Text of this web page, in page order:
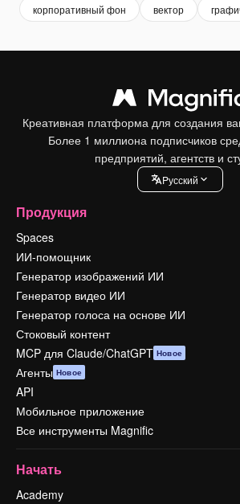
корпоративный фон вектор
Креативная платформа для создания
Более 1 миллиона подписчиков
предприятий, агентств и
Pусский
Продукция
Spaces
ИИ-помощник
Генератор изображений ИИ
Генератор видео ИИ
Генератор голоса на основе ИИ
Стоковый контент
MCP для Claude/ChatGPT Новое
Агенты Новое
API
Мобильное приложение
Все инструменты Magnific
Начать
Academy